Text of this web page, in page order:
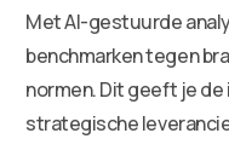
Met AI-gestuurde
benchmarken tegen
normen. Dit geeft je
strategische